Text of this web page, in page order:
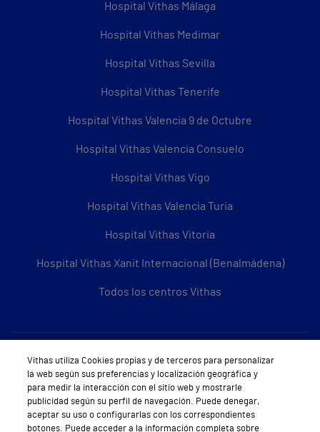
Hospital Vithas Málaga
Hospital Vithas Medimar
Hospital Vithas Sevilla
Hospital Vithas Tenerife
Hospital Vithas Valencia 9 de Octubre
Hospital Vithas Valencia Consuelo
Hospital Vithas Vigo
Hospital Vithas Valencia Turia
Hospital Vithas Vitoria
Hospital Vithas Xanit Internacional (Benalmádena)
Todos los centros Vithas
Sobre Vithas
Quiénes somos
Trabajar en Vithas
Vithas utiliza Cookies propias y de terceros para personalizar
la web según sus preferencias y localización geográfica y
para medir la interacción con el sitio web y mostrarle
publicidad según su perfil de navegación. Puede denegar,
aceptar su uso o configurarlas con los correspondientes
botones. Puede acceder a la información completa sobre